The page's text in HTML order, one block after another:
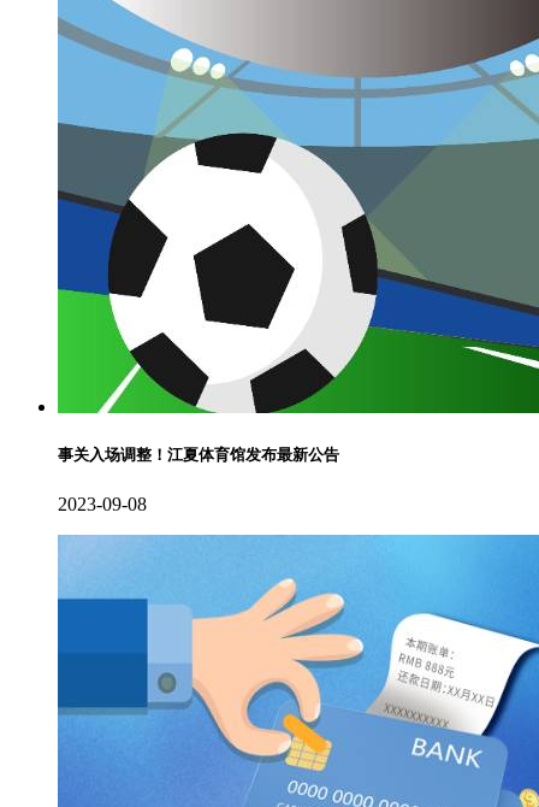
事关入场调整！江夏体育馆发布最新公告
2023-09-08